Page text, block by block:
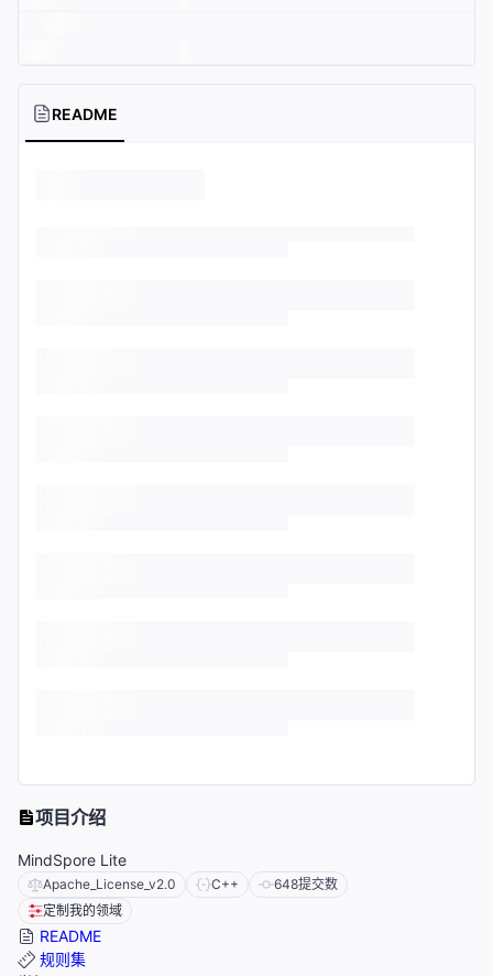
README
项目介绍
MindSpore Lite
Apache_License_v2.0 C++ 648提交数
定制我的领域
README
规则集